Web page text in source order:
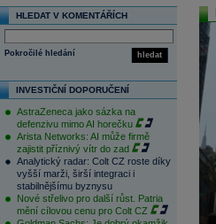
HLEDAT V KOMENTÁŘÍCH
hledat
Pokročilé hledání
INVESTIČNÍ DOPORUČENÍ
AstraZeneca jako sázka na
defenzivu mimo AI horečku
Arista Networks: AI může firmě
zajistit příznivý vítr do zad
Analytický radar: Colt CZ roste díky
vyšší marži, širší integraci i
stabilnějšímu byznysu
Nové střelivo pro další růst. Patria
mění cílovou cenu pro Colt CZ